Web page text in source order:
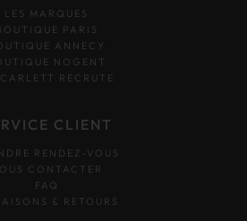
LES MARQUES
PARIS
ANNECY
NOGENT
RECRUTE
CLIENT
RENDEZ-VOUS
CONTACTER
FAQ
& RETOURS